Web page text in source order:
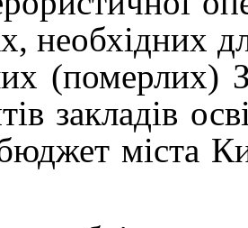
необхідних
(померлих)
закладів
міста